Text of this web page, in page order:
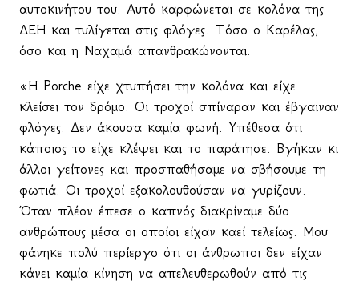
αυτοκινήτου του. Αυτό καρφώνεται σε κολόνα της
ΔΕΗ και τυλίγεται στις φλόγες. Τόσο ο Καρέλας,
όσο και η Ναχαμά απανθρακώνονται.
«Η Porche είχε χτυπήσει την κολόνα και είχε
κλείσει τον δρόμο. Οι τροχοί σπίναραν και έβγαιναν
φλόγες. Δεν άκουσα καμία φωνή. Υπέθεσα ότι
κάποιος το είχε κλέψει και το παράτησε. Βγήκαν κι
άλλοι γείτονες και προσπαθήσαμε να σβήσουμε τη
φωτιά. Οι τροχοί εξακολουθούσαν να γυρίζουν.
Όταν πλέον έπεσε ο καπνός διακρίναμε δύο
ανθρώπους μέσα οι οποίοι είχαν καεί τελείως. Μου
φάνηκε πολύ περίεργο ότι οι άνθρωποι δεν είχαν
κάνει καμία κίνηση να απελευθερωθούν από τις